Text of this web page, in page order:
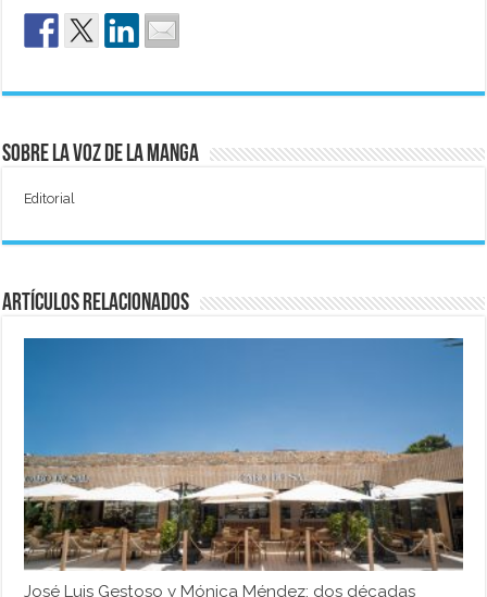
Sobre La Voz de La Manga
Editorial
Artículos relacionados
José Luis Gestoso y Mónica Méndez: dos décadas